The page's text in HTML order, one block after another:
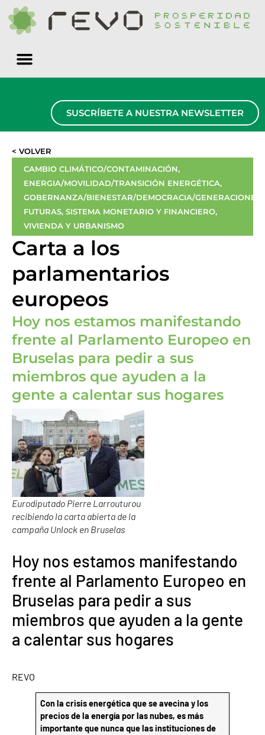
SUSCRÍBETE A NUESTRA NEWSLETTER
< VOLVER
CAMBIO CLIMÁTICO/CONTAMINACIÓN,
ENERGIA/MOVILIDAD/TRANSICIÓN ENERGÉTICA,
GOBERNANZA/BIENESTAR/DEMOCRACIA/GENERACIONES
FUTURAS, SISTEMA MONETARIO Y FINANCIERO,
VIVIENDA Y URBANISMO
Carta a los
parlamentarios
europeos
Hoy nos estamos manifestando
frente al Parlamento Europeo en
Bruselas para pedir a sus
miembros que ayuden a la
gente a calentar sus hogares
Eurodiputado Pierre Larrouturou
recibiendo la carta abierta de la
campaña Unlock en Bruselas
Hoy nos estamos manifestando
frente al Parlamento Europeo en
Bruselas para pedir a sus
miembros que ayuden a la gente
a calentar sus hogares
REVO
Con la crisis energética que se avecina y los
precios de la energía por las nubes, es más
importante que nunca que las instituciones de